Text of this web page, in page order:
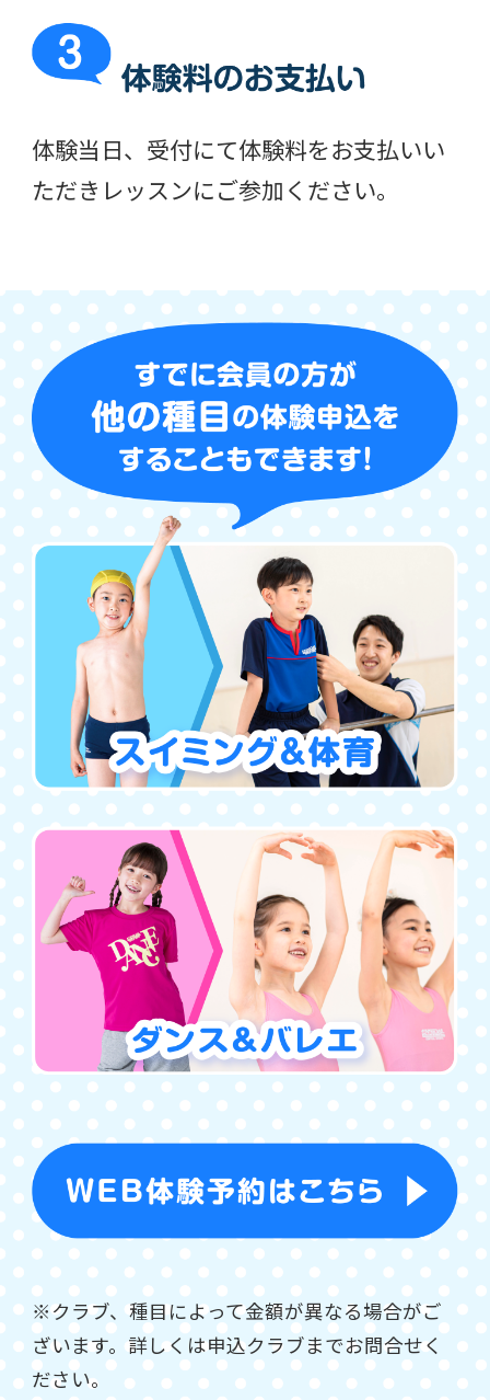
体験当日、受付にて体験料をお支払いい
ただきレッスンにご参加ください。
※クラブ、種目によって金額が異なる場合がご
ざいます。詳しくは申込クラブまでお問合せく
ださい。